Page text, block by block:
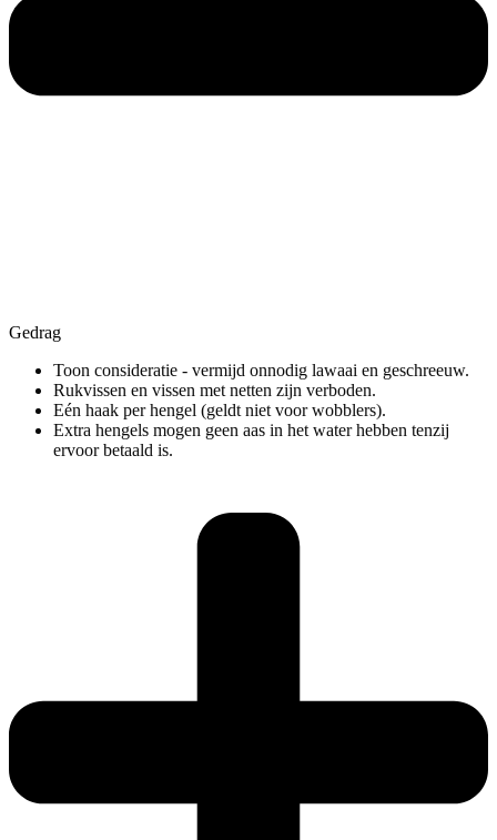
Gedrag
Toon consideratie - vermijd onnodig lawaai en geschreeuw.
Rukvissen en vissen met netten zijn verboden.
Eén haak per hengel (geldt niet voor wobblers).
Extra hengels mogen geen aas in het water hebben tenzij
ervoor betaald is.